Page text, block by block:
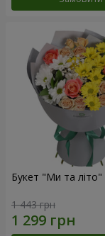
Букет "Ми та літо"
1 443 грн